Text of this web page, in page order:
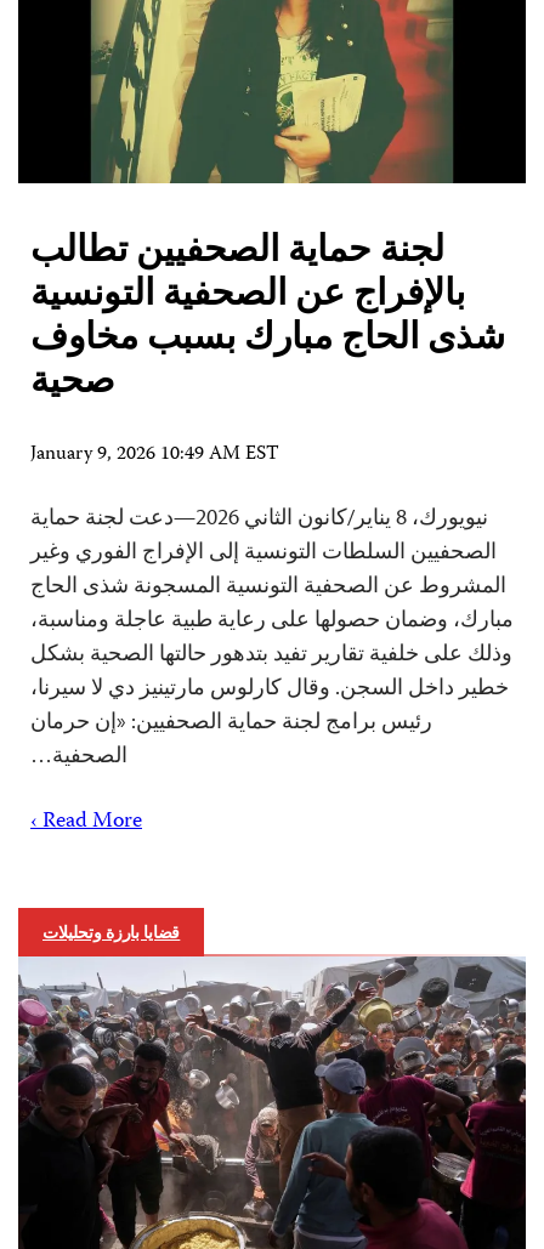
لجنة حماية الصحفيين تطالب
بالإفراج عن الصحفية التونسية
شذى الحاج مبارك بسبب مخاوف
صحية
January 9, 2026 10:49 AM EST
نيويورك، 8 يناير/كانون الثاني 2026—دعت لجنة حماية
الصحفيين السلطات التونسية إلى الإفراج الفوري وغير
المشروط عن الصحفية التونسية المسجونة شذى الحاج
مبارك، وضمان حصولها على رعاية طبية عاجلة ومناسبة،
وذلك على خلفية تقارير تفيد بتدهور حالتها الصحية بشكل
خطير داخل السجن. وقال كارلوس مارتينيز دي لا سيرنا،
رئيس برامج لجنة حماية الصحفيين: «إن حرمان
الصحفية…
Read More ›
قضايا بارزة وتحليلات